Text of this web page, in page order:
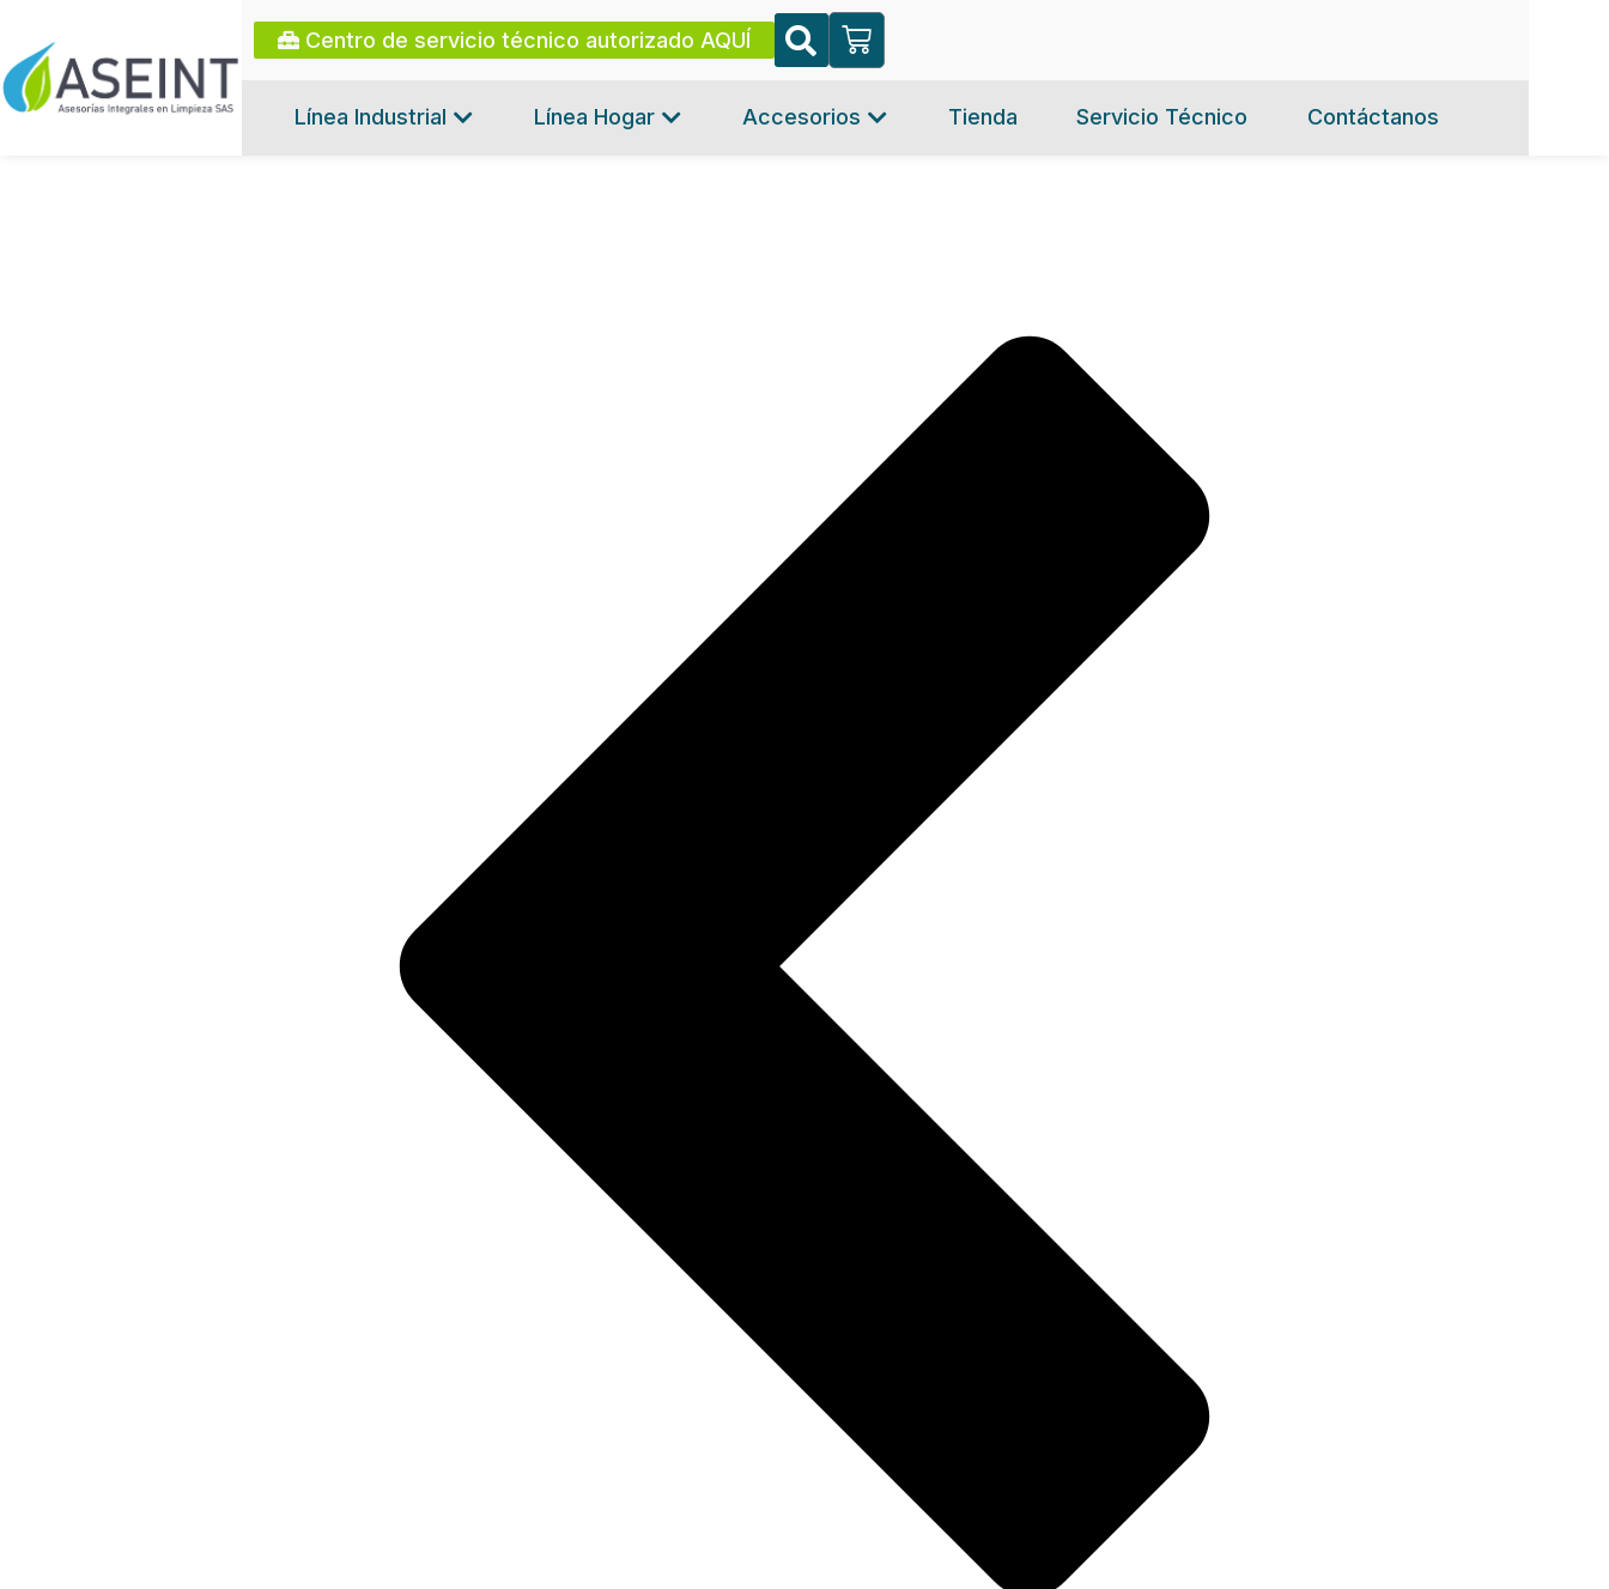
Centro de servicio técnico autorizado AQUÍ
Línea Industrial Línea Hogar Accesorios Tienda Servicio Técnico Contáctanos